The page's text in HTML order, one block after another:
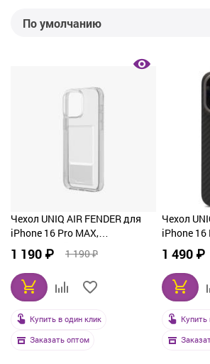
По умолчанию
Чехол UNIQ AIR FENDER для
iPhone 16 Pro MAX,
прозрачный
1 190 ₽ 1 190 ₽
Купить в один клик
Заказать оптом
Чехол
iPhone 16
1 490 ₽
Купить